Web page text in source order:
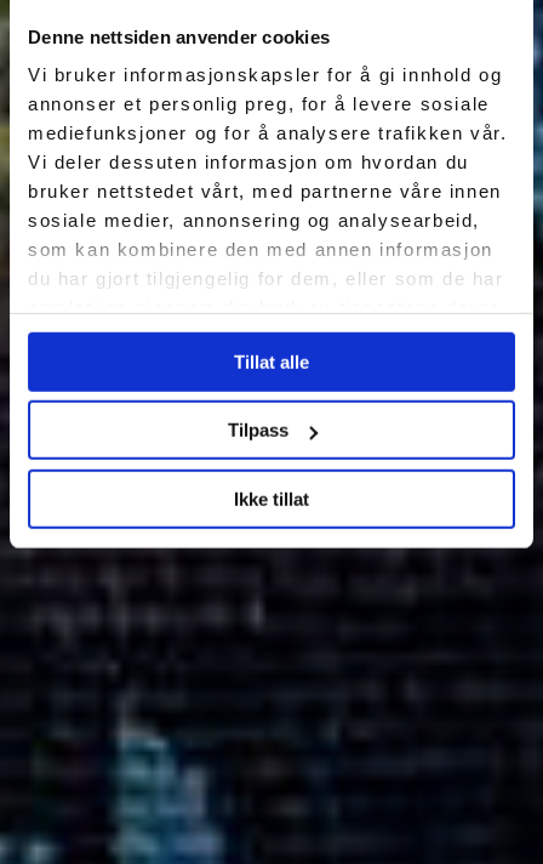
Denne nettsiden anvender cookies
Vi bruker informasjonskapsler for å gi innhold og
annonser et personlig preg, for å levere sosiale
mediefunksjoner og for å analysere trafikken vår.
Vi deler dessuten informasjon om hvordan du
bruker nettstedet vårt, med partnerne våre innen
sosiale medier, annonsering og analysearbeid,
som kan kombinere den med annen informasjon
du har gjort tilgjengelig for dem, eller som de har
Tillat alle
Tilpass
Ikke tillat